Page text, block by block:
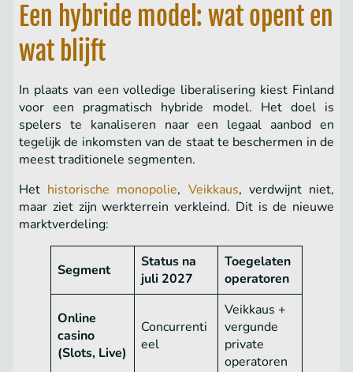
Een hybride model: wat opent en
wat blijft
In plaats van een volledige liberalisering kiest Finland
voor een pragmatisch hybride model. Het doel is
spelers te kanaliseren naar een legaal aanbod en
tegelijk de inkomsten van de staat te beschermen in de
meest traditionele segmenten.
Het historische monopolie, Veikkaus, verdwijnt niet,
maar ziet zijn werkterrein verkleind. Dit is de nieuwe
marktverdeling:
Segment
Status na
juli 2027
Toegelaten
operatoren
Online
casino
(Slots, Live)
Concurrenti
eel
Veikkaus +
vergunde
private
operatoren